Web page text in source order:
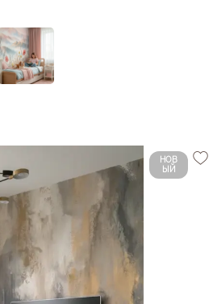
НОВ
ЫЙ